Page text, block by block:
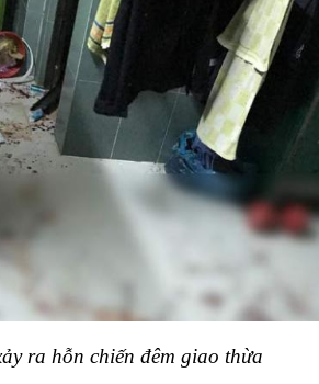
ra hỗn chiến đêm giao thừa